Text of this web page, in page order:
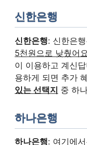
신한은행
신한은행: 신한은
5천원으로 낮췄어요
이 이용하고 계신
용하게 되면 추가
있는 선택지 중 하
하나은행
하나은행: 여기에